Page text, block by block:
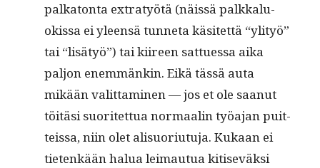
palkaton­ta extratyötä (näis­sä palkkalu­
okissa ei yleen­sä tun­neta käsitet­tä “yli­työ”
tai “lisä­työ”) tai kiireen sattues­sa aika
paljon enem­mänkin. Eikä tässä auta
mikään valit­ta­mi­nen — jos et ole saanut
töitäsi suoritet­tua nor­maalin työa­jan puit­
teis­sa, niin olet alisuo­ri­u­tu­ja. Kukaan ei
tietenkään halua leimau­tua kiti­seväk­si